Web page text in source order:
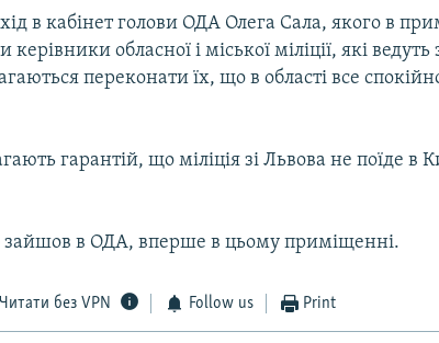
в кабінет голови ОДА Олега Сала, якого в
обласної і міської міліції, які
переконати їх, що в області все
гарантій, що міліція зі Львова не поїде в
зайшов в ОДА, вперше в цьому приміщенні.
Читати без VPN Follow us Print